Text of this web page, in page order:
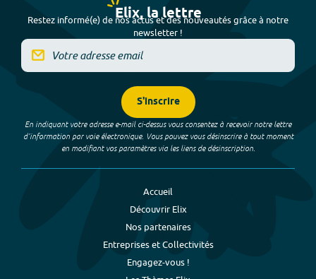
Elix, la lettre
Restez informé(e) de nos actus et des nouveautés grâce à notre
newsletter !
S'inscrire
En indiquant votre adresse e-mail ci-dessus vous consentez à recevoir notre lettre
d’information par voie électronique. Vous pouvez vous désinscrire à tout moment
en modifiant vos paramètres via les liens de désinscription.
Accueil
Découvrir Elix
Nos partenaires
Entreprises et Collectivités
Engagez-vous !